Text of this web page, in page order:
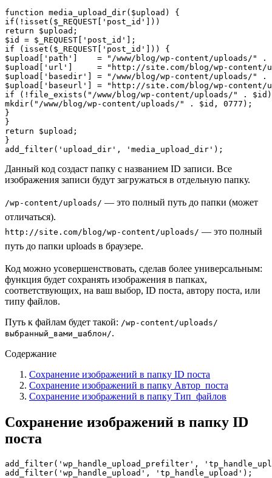
function media_upload_dir($upload) {
if(!isset($_REQUEST['post_id']))
return $upload;
$id = $_REQUEST['post_id'];
if (isset($_REQUEST['post_id'])) {
$upload['path']    = "/www/blog/wp-content/uploads/" .
$upload['url']     = "http://site.com/blog/wp-content/
$upload['basedir'] = "/www/blog/wp-content/uploads/"
$upload['baseurl'] = "http://site.com/blog/wp-
if (!file_exists("/www/blog/wp-content/uploads/" .
mkdir("/www/blog/wp-content/uploads/" . $id, 0777);
}
}
return $upload;
}
add_filter('upload_dir', 'media_upload_dir');
Данный код создаст папку с названием ID записи. Все
изображения записи будут загружаться в отдельную папку.
/wp-content/uploads/ — это полный путь до папки (может
отличаться).
http://site.com/blog/wp-content/uploads/ — это полный
путь до папки uploads в браузере.
Код можно усовершенствовать, сделав более универсальным:
функция будет сохранять изображения в папках,
соответствующих, на ваш выбор, ID поста, автору поста, или
типу файлов.
Путь к файлам будет такой: /wp-content/uploads/
выбранный_вами_шаблон/.
Содержание
Сохранение изображений в папку ID поста
Сохранение изображений в папку Автор_поста
Сохранение изображений в папку Тип_файлов
Сохранение изображений в папку ID
поста
add_filter('wp_handle_upload_prefilter',
add_filter('wp_handle_upload', 'tp_handle_upload');